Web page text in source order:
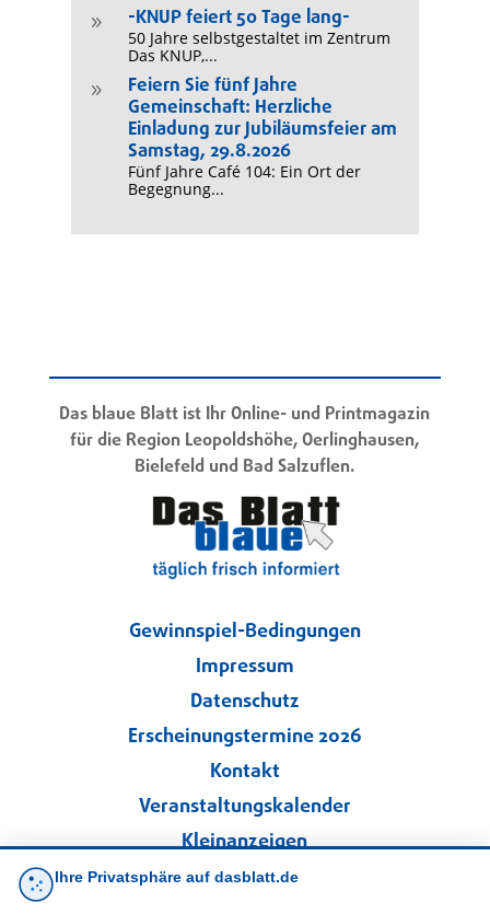
9 -KNUP feiert 50 Tage lang-
50 Jahre selbstgestaltet im Zentrum
Das KNUP,...
9
Feiern Sie fünf Jahre
Gemeinschaft: Herzliche
Einladung zur Jubiläumsfeier am
Samstag, 29.8.2026
Fünf Jahre Café 104: Ein Ort der
Begegnung...
Das blaue Blatt ist Ihr Online- und Printmagazin
für die Region Leopoldshöhe, Oerlinghausen,
Bielefeld und Bad Salzuflen.
Gewinnspiel-Bedingungen
Impressum
Datenschutz
Erscheinungstermine 2026
Kontakt
Veranstaltungskalender
Kleinanzeigen
Ihre Privatsphäre auf dasblatt.de